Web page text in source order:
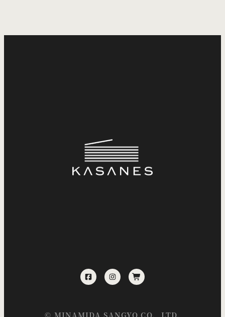
© MINAMIDA SANGYO CO., LTD.